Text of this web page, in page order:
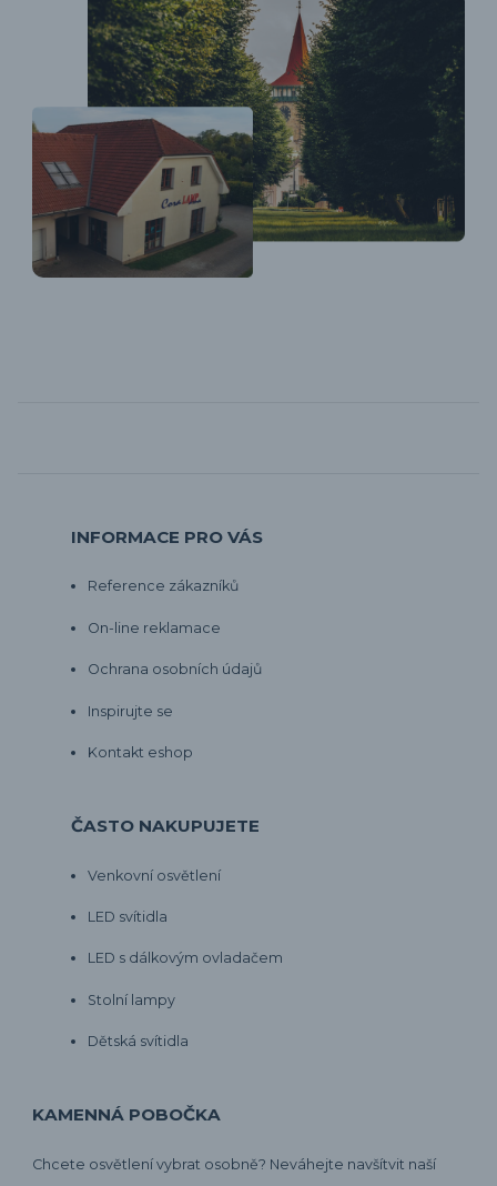
INFORMACE PRO VÁS
Reference zákazníků
On-line reklamace
Ochrana osobních údajů
Inspirujte se
Kontakt eshop
ČASTO NAKUPUJETE
Venkovní osvětlení
LED svítidla
LED s dálkovým ovladačem
Stolní lampy
Dětská svítidla
KAMENNÁ POBOČKA
Chcete osvětlení vybrat osobně? Neváhejte navšítvit naší